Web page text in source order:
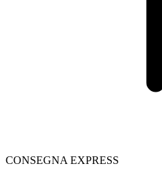
CONSEGNA EXPRESS